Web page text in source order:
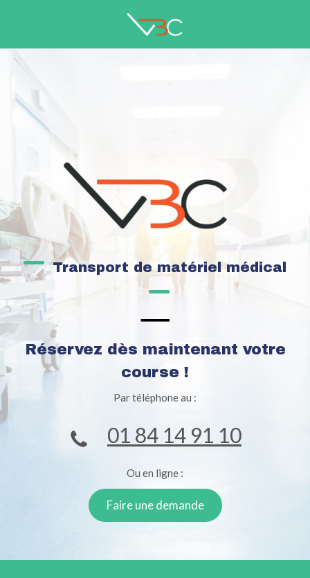
Transport de matériel médical
Réservez dès maintenant votre
course !
Par téléphone au :
01 84 14 91 10
Ou en ligne :
Faire une demande